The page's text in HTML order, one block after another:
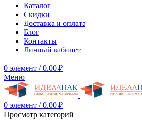
Каталог
Скидки
Доставка и оплата
Блог
Контакты
Личный кабинет
0 элемент / 0.00 ₽
Меню
0 элемент / 0.00 ₽
Просмотр категорий